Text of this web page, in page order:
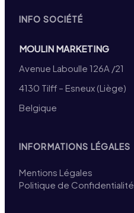
INFO SOCIÉTÉ
MOULIN MARKETING
Avenue Laboulle 126A /21
4130 Tilff – Esneux (Liège)
Belgique
INFORMATIONS LÉGALES
Mentions Légales
Politique de Confidentialité